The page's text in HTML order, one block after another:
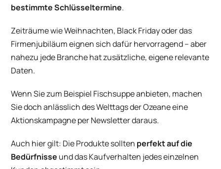
bestimmte Schlüsseltermine.
Zeiträume wie Weihnachten, Black Friday oder das
Firmenjubiläum eignen sich dafür hervorragend – aber
nahezu jede Branche hat zusätzliche, eigene relevante
Daten.
Wenn Sie zum Beispiel Fischsuppe anbieten, machen
Sie doch anlässlich des Welttags der Ozeane eine
Aktionskampagne per Newsletter daraus.
Auch hier gilt: Die Produkte sollten perfekt auf die
Bedürfnisse und das Kaufverhalten jedes einzelnen